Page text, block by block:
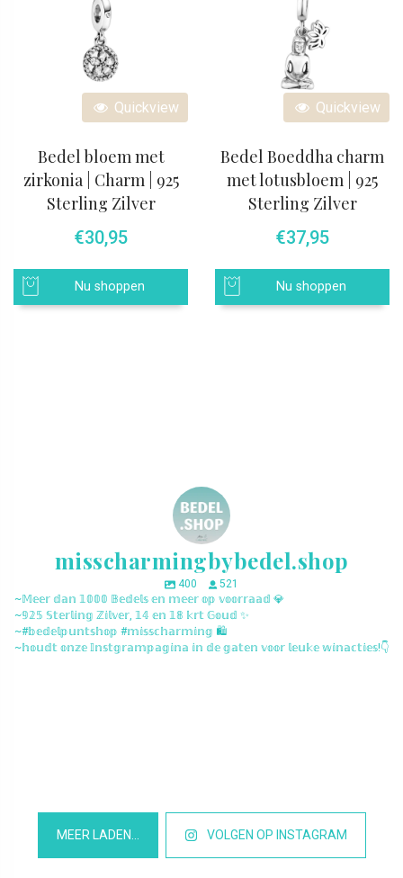
Quickview
Bedel bloem met
zirkonia | Charm | 925
Sterling Zilver
€30,95
Nu shoppen
Quickview
Bedel Boeddha charm
met lotusbloem | 925
Sterling Zilver
€37,95
Nu shoppen
misscharmingbybedel.shop
400
521
~𝕄𝕖𝕖𝕣 𝕕𝕒𝕟 𝟙𝟘𝟘𝟘 𝔹𝕖𝕕𝕖𝕝𝕤 𝕖𝕟 𝕞𝕖𝕖𝕣 𝕠𝕡 𝕧𝕠𝕠𝕣𝕣𝕒𝕒𝕕 💎
~𝟡𝟚𝟝 𝕊𝕥𝕖𝕣𝕝𝕚𝕟𝕘 ℤ𝕚𝕝𝕧𝕖𝕣, 𝟙𝟜 𝕖𝕟 𝟙𝟠 𝕜𝕣𝕥 𝔾𝕠𝕦𝕕 ✨
~#𝕓𝕖𝕕𝕖𝕝𝕡𝕦𝕟𝕥𝕤𝕙𝕠𝕡 #𝕞𝕚𝕤𝕤𝕔𝕙𝕒𝕣𝕞𝕚𝕟𝕘 🛍️
~𝕙𝕠𝕦𝕕𝕥 𝕠𝕟𝕫𝕖 𝕀𝕟𝕤𝕥𝕘𝕣𝕒𝕞𝕡𝕒𝕘𝕚𝕟𝕒 𝕚𝕟 𝕕𝕖 𝕘𝕒𝕥𝕖𝕟 𝕧𝕠𝕠𝕣 𝕝𝕖𝕦𝕜𝕖 𝕨𝕚𝕟𝕒𝕔𝕥𝕚𝕖𝕤!👇
MEER LADEN… VOLGEN OP INSTAGRAM